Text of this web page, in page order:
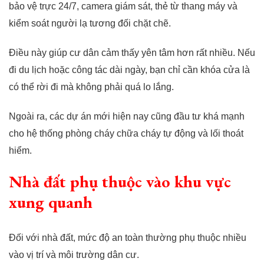
bảo vệ trực 24/7, camera giám sát, thẻ từ thang máy và
kiểm soát người lạ tương đối chặt chẽ.
Điều này giúp cư dân cảm thấy yên tâm hơn rất nhiều. Nếu
đi du lịch hoặc công tác dài ngày, bạn chỉ cần khóa cửa là
có thể rời đi mà không phải quá lo lắng.
Ngoài ra, các dự án mới hiện nay cũng đầu tư khá mạnh
cho hệ thống phòng cháy chữa cháy tự động và lối thoát
hiểm.
Nhà đất phụ thuộc vào khu vực
xung quanh
Đối với nhà đất, mức độ an toàn thường phụ thuộc nhiều
vào vị trí và môi trường dân cư.